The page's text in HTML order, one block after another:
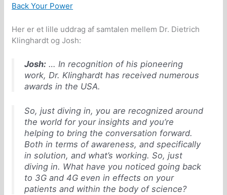
Back Your Power
Her er et lille uddrag af samtalen mellem Dr. Dietrich
Klinghardt og Josh:
Josh: … In recognition of his pioneering
work, Dr. Klinghardt has received numerous
awards in the USA.
So, just diving in, you are recognized around
the world for your insights and you’re
helping to bring the conversation forward.
Both in terms of awareness, and specifically
in solution, and what’s working. So, just
diving in. What have you noticed going back
to 3G and 4G even in effects on your
patients and within the body of science?